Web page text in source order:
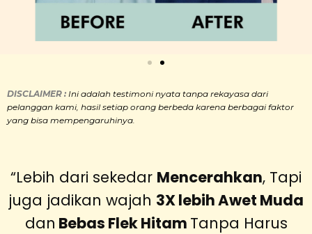
DISCLAIMER : Ini adalah testimoni nyata tanpa rekayasa dari
pelanggan kami, hasil setiap orang berbeda karena berbagai faktor
yang bisa mempengaruhinya.
“Lebih dari sekedar Mencerahkan, Tapi
juga jadikan wajah 3X lebih Awet Muda
dan Bebas Flek Hitam Tanpa Harus